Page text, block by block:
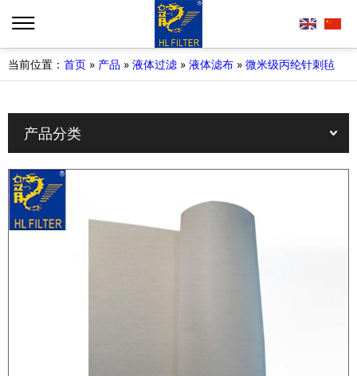
当前位置： 首页 » 产品 » 液体过滤 » 液体滤布 » 微米级丙纶针刺毡
产品分类